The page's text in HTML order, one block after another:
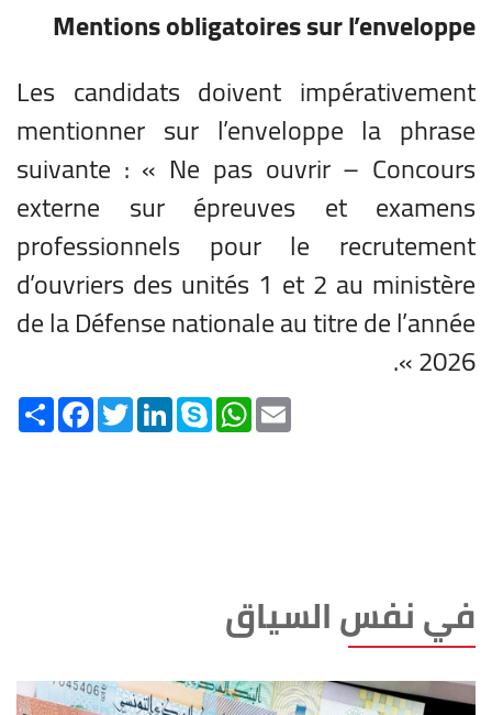
Mentions obligatoires sur l’enveloppe
Les candidats doivent impérativement
mentionner sur l’enveloppe la phrase
suivante : « Ne pas ouvrir – Concours
externe sur épreuves et examens
professionnels pour le recrutement
d’ouvriers des unités 1 et 2 au ministère
de la Défense nationale au titre de l’année
2026 ».
Share FacebookTwitterLinkedInSkype WhatsApp
في نفس السياق